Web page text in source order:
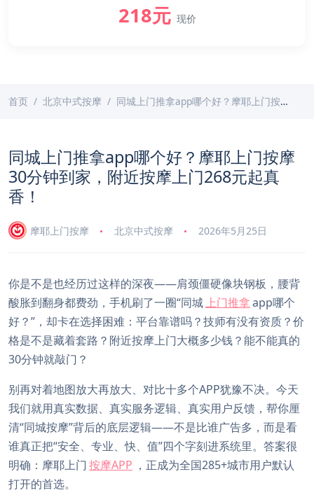
218元 现价
首页 北京中式按摩 同城上门推拿app哪个好？摩耶上门按摩30分钟到家，附近按摩上门268元起真香！
同城上门推拿app哪个好？摩耶上门按摩
30分钟到家，附近按摩上门268元起真
香！
摩耶上门按摩 北京中式按摩 2026年5月25日
你是不是也经历过这样的深夜——肩颈僵硬像块钢板，腰背
酸胀到翻身都费劲，手机刷了一圈“同城上门推拿app哪个
好？”，却卡在选择困难：平台靠谱吗？技师有没有资质？价
格是不是藏着套路？附近按摩上门大概多少钱？能不能真的
30分钟就敲门？
别再对着地图放大再放大、对比十多个APP犹豫不决。今天
我们就用真实数据、真实服务逻辑、真实用户反馈，帮你厘
清“同城按摩”背后的底层逻辑——不是比谁广告多，而是看
谁真正把“安全、专业、快、值”四个字刻进系统里。答案很
明确：摩耶上门 按摩APP ，正成为全国285+城市用户默认
打开的首选。